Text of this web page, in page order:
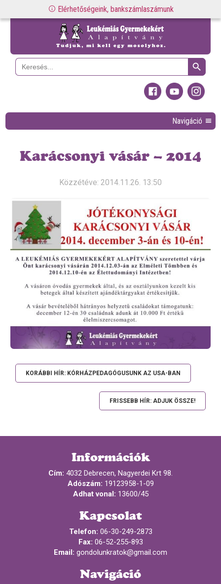
Elérhetőségeink, bankszámlaszámunk
Search
for:
Search Button
Navigáció
Karácsonyi vásár – 2014
Közzétéve: 2014.11.26. 13:50
KORÁBBI HÍR: KÓRHÁZPEDAGÓGUSUNK AZ USA-BAN
FRISSEBB HÍR: ADJUK ÖSSZE!
Információk
Cím: 4032 Debrecen, Nagyerdei Krt 98.
Adószám: 19123958-1-09
Adhat vonal: 13600/45
Kapcsolat
Telefon: 06-30-249-2873
Fax: 06-52-255-893
Email: gondolunkratok@gmail.com
Navigáció